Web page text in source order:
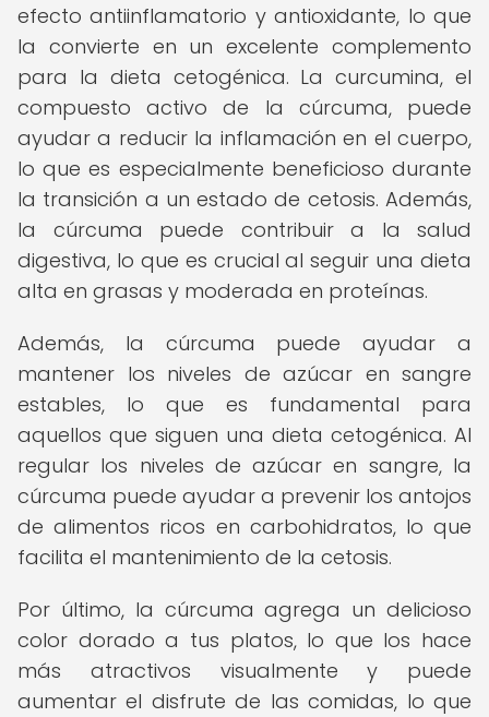
efecto antiinflamatorio y antioxidante, lo que
la convierte en un excelente complemento
para la dieta cetogénica. La curcumina, el
compuesto activo de la cúrcuma, puede
ayudar a reducir la inflamación en el cuerpo,
lo que es especialmente beneficioso durante
la transición a un estado de cetosis. Además,
la cúrcuma puede contribuir a la salud
digestiva, lo que es crucial al seguir una dieta
alta en grasas y moderada en proteínas.
Además, la cúrcuma puede ayudar a
mantener los niveles de azúcar en sangre
estables, lo que es fundamental para
aquellos que siguen una dieta cetogénica. Al
regular los niveles de azúcar en sangre, la
cúrcuma puede ayudar a prevenir los antojos
de alimentos ricos en carbohidratos, lo que
facilita el mantenimiento de la cetosis.
Por último, la cúrcuma agrega un delicioso
color dorado a tus platos, lo que los hace
más atractivos visualmente y puede
aumentar el disfrute de las comidas, lo que